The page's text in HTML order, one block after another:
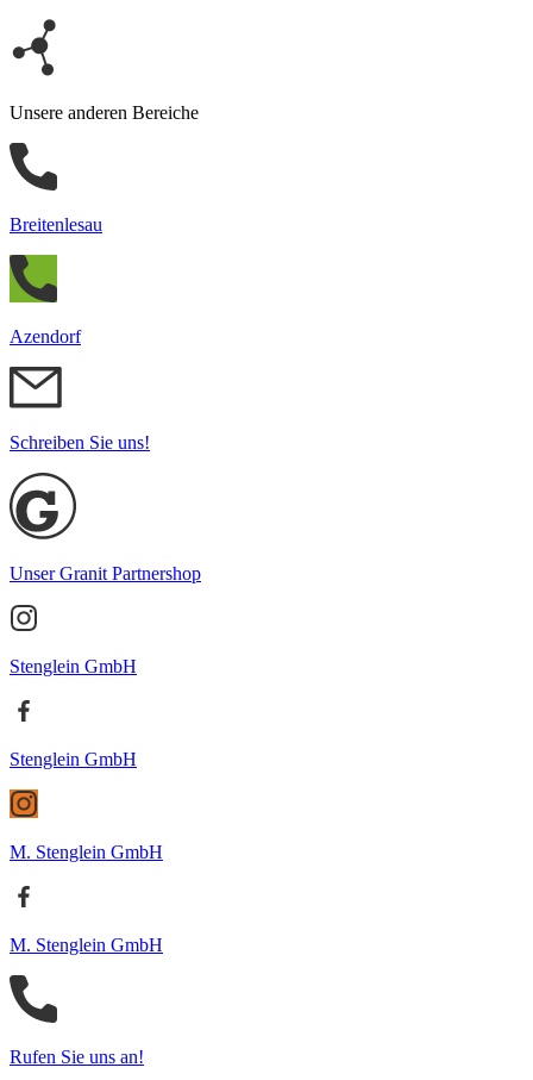
Unsere anderen Bereiche
Breitenlesau
Azendorf
Schreiben Sie uns!
Unser Granit Partnershop
Stenglein GmbH
Stenglein GmbH
M. Stenglein GmbH
M. Stenglein GmbH
Rufen Sie uns an!